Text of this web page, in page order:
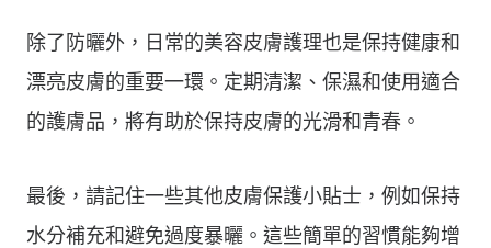
除了防曬外，日常的美容皮膚護理也是保持健康和
漂亮皮膚的重要一環。定期清潔、保濕和使用適合
的護膚品，將有助於保持皮膚的光滑和青春。
最後，請記住一些其他皮膚保護小貼士，例如保持
水分補充和避免過度暴曬。這些簡單的習慣能夠增